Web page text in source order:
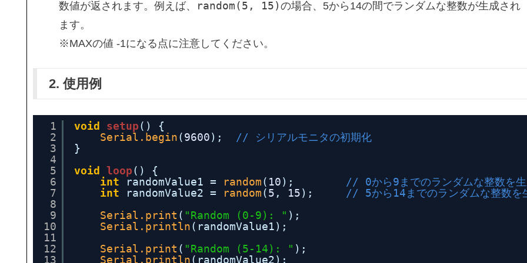
数値が返されます。例えば、
random(5, 15) の場合、5から14の間でランダムな整数が生成され
ます。
※MAXの値 -1になる点に注意してください。
2. 使用例
1
2
3
4
5
6
7
8
9
10
11
12
13
void setup() {
Serial.begin(9600); // シリアルモニタの初期化
}
void
loop() {
int
randomValue1 = random( 10); // 0から9までのランダムな整数を生
int
randomValue2 = random(5 , 15); // 5から14までのランダムな整数を
Serial.print ( "Random (0-9): " );
Serial.println(randomValue1);
Serial.print ( "Random (5-14): " );
Serial.println(randomValue2);